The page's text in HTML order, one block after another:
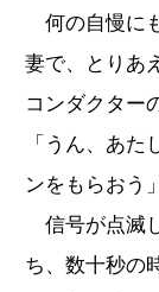
何の自慢に
妻で、とりあ
コンダクター
「うん、あ
ンをもらおう」
信号が点滅
ち、数十秒の